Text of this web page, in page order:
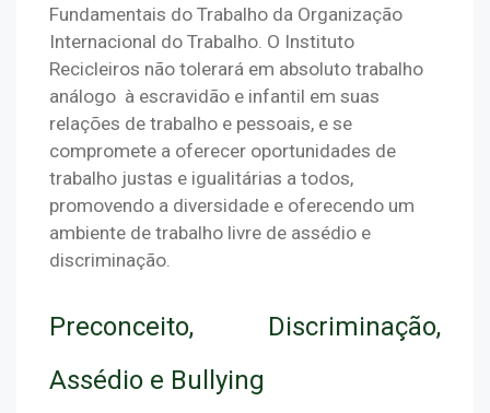
Fundamentais do Trabalho da Organização
Internacional do Trabalho. O Instituto
Recicleiros não tolerará em absoluto trabalho
análogo  à escravidão e infantil em suas
relações de trabalho e pessoais, e se
compromete a oferecer oportunidades de
trabalho justas e igualitárias a todos,
promovendo a diversidade e oferecendo um
ambiente de trabalho livre de assédio e
discriminação.
Preconceito, Discriminação,
Assédio e Bullying